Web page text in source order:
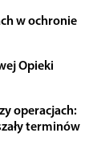
w ochronie
Opieki
operacjach:
terminów